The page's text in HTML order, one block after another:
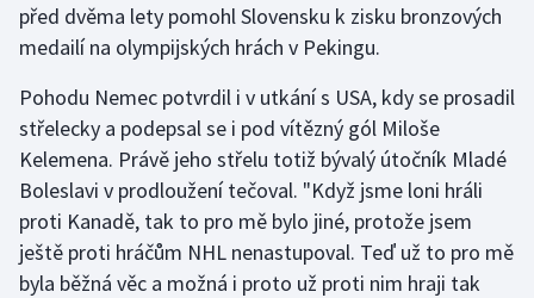
Rychlostní kanoistika
Short track
Sportovní střelba
Stolní tenis
Triatlon
před dvěma lety pomohl Slovensku k zisku bronzových
medailí na olympijských hrách v Pekingu.
Pohodu Nemec potvrdil i v utkání s USA, kdy se prosadil
střelecky a podepsal se i pod vítězný gól Miloše
Kelemena. Právě jeho střelu totiž bývalý útočník Mladé
Boleslavi v prodloužení tečoval. "Když jsme loni hráli
proti Kanadě, tak to pro mě bylo jiné, protože jsem
ještě proti hráčům NHL nenastupoval. Teď už to pro mě
byla běžná věc a možná i proto už proti nim hraji tak